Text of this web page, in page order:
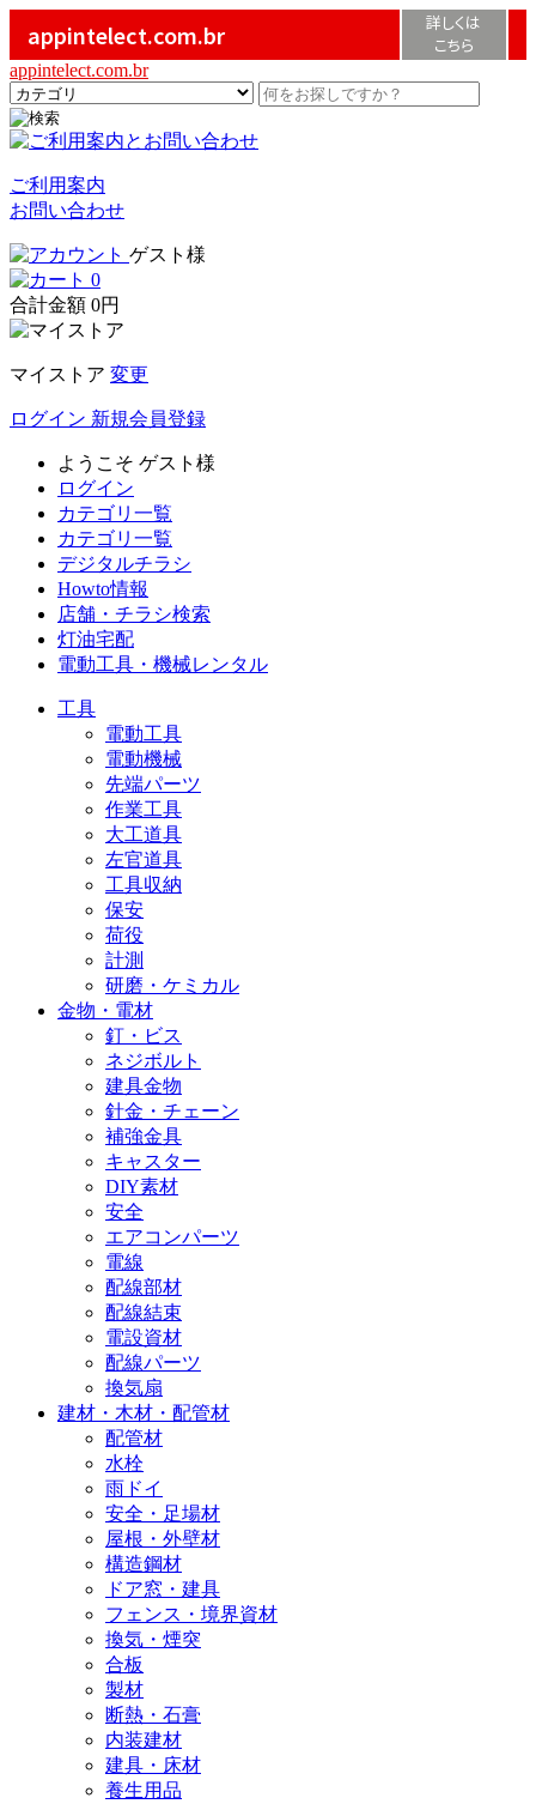
appintelect.com.br
詳しくは
こちら
appintelect.com.br
ご利用案内
お問い合わせ
ゲスト様
0
合計金額 0円
マイストア 変更
ログイン 新規会員登録
ようこそ ゲスト様
ログイン
カテゴリ一覧
カテゴリ一覧
デジタルチラシ
Howto情報
店舗・チラシ検索
灯油宅配
電動工具・機械レンタル
工具
電動工具
電動機械
先端パーツ
作業工具
大工道具
左官道具
工具収納
保安
荷役
計測
研磨・ケミカル
金物・電材
釘・ビス
ネジボルト
建具金物
針金・チェーン
補強金具
キャスター
DIY素材
安全
エアコンパーツ
電線
配線部材
配線結束
電設資材
配線パーツ
換気扇
建材・木材・配管材
配管材
水栓
雨ドイ
安全・足場材
屋根・外壁材
構造鋼材
ドア窓・建具
フェンス・境界資材
換気・煙突
合板
製材
断熱・石膏
内装建材
建具・床材
養生用品